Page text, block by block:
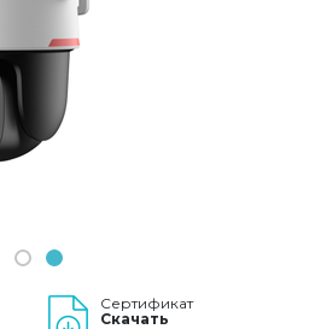
1 2
Сертификат
Скачать